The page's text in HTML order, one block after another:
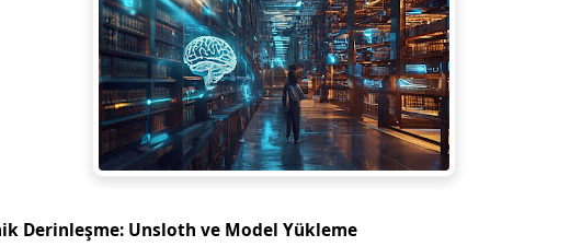
Derinleşme: Unsloth ve Model Yükleme